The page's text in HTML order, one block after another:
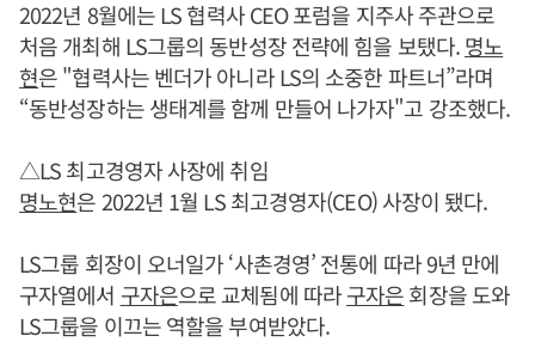
2022년 8월에는 LS 협력사 CEO 포럼을 지주사 주관으로
처음 개최해 LS그룹의 동반성장 전략에 힘을 보탰다.명노
현은 "협력사는 벤더가 아니라 LS의 소중한 파트너”라며
“동반성장하는 생태계를 함께 만들어 나가자"고 강조했다.
△LS 최고경영자 사장에 취임
명노현은 2022년 1월 LS 최고경영자(CEO) 사장이 됐다.
LS그룹 회장이 오너일가 ‘사촌경영’ 전통에 따라 9년 만에
구자열에서 구자은으로 교체됨에 따라구자은회장을 도와
LS그룹을 이끄는 역할을 부여받았다.